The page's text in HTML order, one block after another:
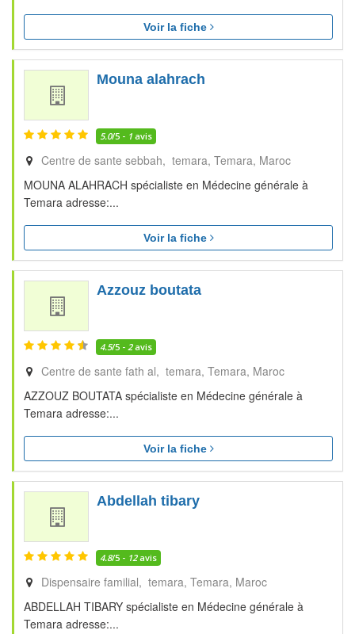
Voir la fiche
Mouna alahrach
5.0/5 - 1 avis
Centre de sante sebbah, temara Temara Maroc
MOUNA ALAHRACH spécialiste en Médecine générale à
Temara adresse:...
Voir la fiche
Azzouz boutata
4.5/5 - 2avis
Centre de sante fath al, temara Temara Maroc
AZZOUZ BOUTATA spécialiste en Médecine générale à
Temara adresse:...
Voir la fiche
Abdellah tibary
4.8/5 - 12avis
Dispensaire familial, temara Temara Maroc
ABDELLAH TIBARY spécialiste en Médecine générale à
Temara adresse:...